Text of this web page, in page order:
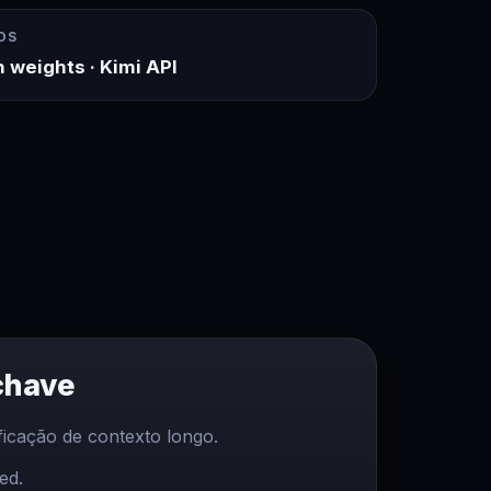
weights · Kimi API
de contexto longo.